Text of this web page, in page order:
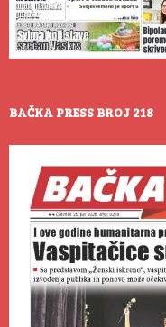
BAČKA PRESS BROJ 218